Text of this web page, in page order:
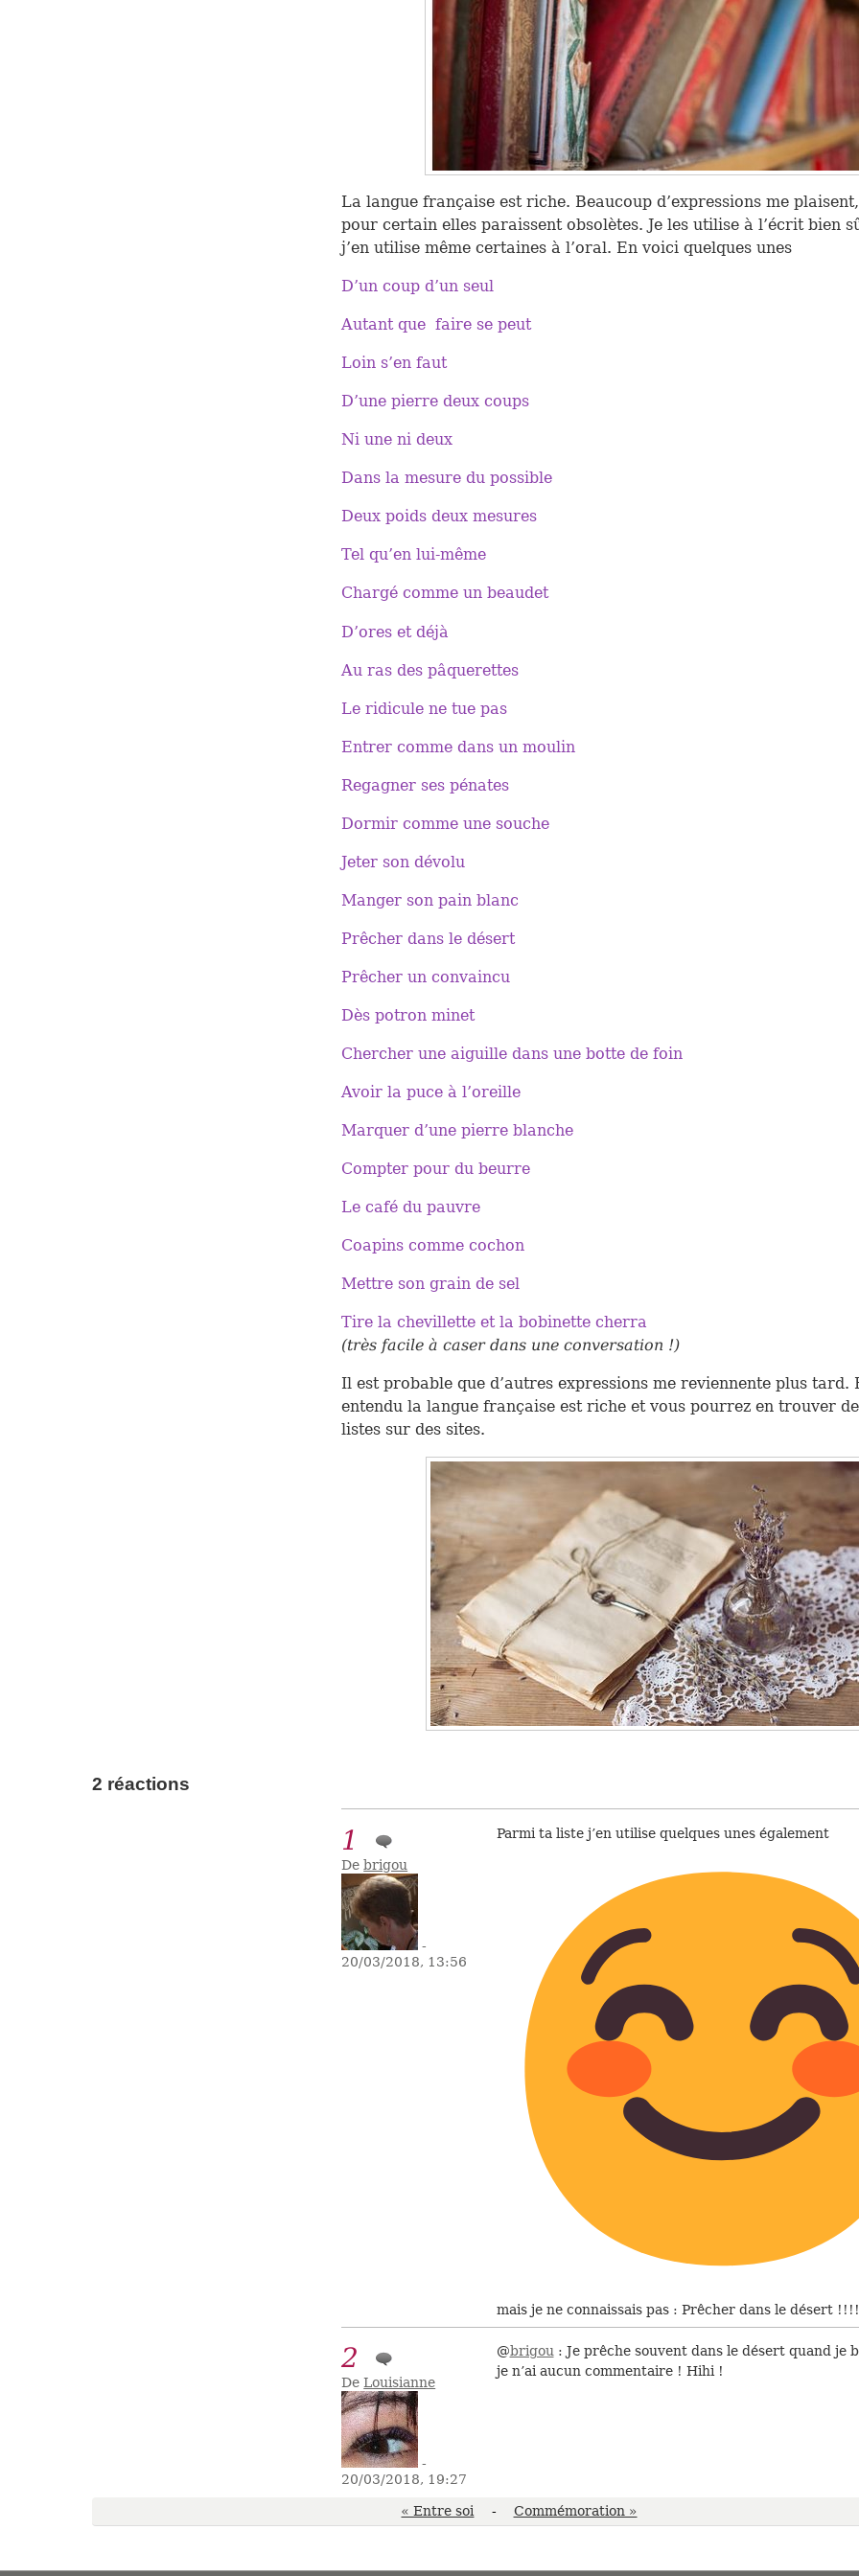
La langue française est riche. Beaucoup d’expressions me
pour certain elles paraissent obsolètes. Je les utilise à l’écrit bien
j’en utilise même certaines à l’oral. En voici quelques unes
D’un coup d’un seul
Autant que faire se peut
Loin s’en faut
D’une pierre deux coups
Ni une ni deux
Dans la mesure du possible
Deux poids deux mesures
Tel qu’en lui-même
Chargé comme un beaudet
D’ores et déjà
Au ras des pâquerettes
Le ridicule ne tue pas
Entrer comme dans un moulin
Regagner ses pénates
Dormir comme une souche
Jeter son dévolu
Manger son pain blanc
Prêcher dans le désert
Prêcher un convaincu
Dès potron minet
Chercher une aiguille dans une botte de foin
Avoir la puce à l’oreille
Marquer d’une pierre blanche
Compter pour du beurre
Le café du pauvre
Coapins comme cochon
Mettre son grain de sel
Tire la chevillette et la bobinette cherra
(très facile à caser dans une conversation !)
Il est probable que d’autres expressions me reviennente plus tard.
entendu la langue française est riche et vous pourrez en trouver
listes sur des sites.
2 réactions
1
Debrigou
-
20/03/2018, 13:56
Parmi ta liste j’en utilise quelques unes également
mais je ne connaissais pas : Prêcher dans le désert !!!!
2
DeLouisianne
-
20/03/2018, 19:27
@brigou : Je prêche souvent dans le désert quand je
je n’ai aucun commentaire ! Hihi !
« Entre soi - Commémoration »